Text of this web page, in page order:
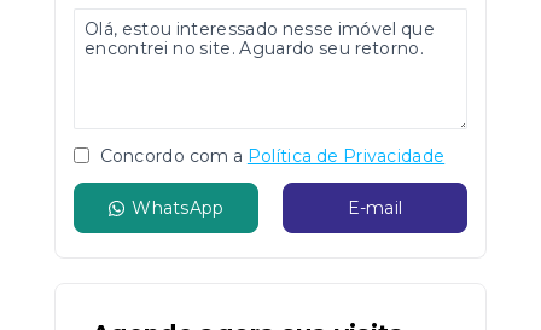
Concordo com a Política de Privacidade
WhatsApp E-mail